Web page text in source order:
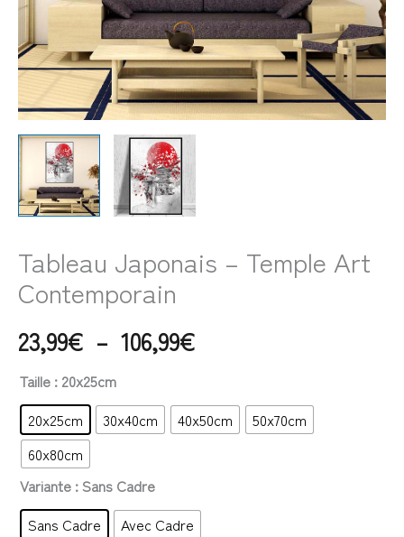
Tableau Japonais – Temple Art
Contemporain
23,99€ – 106,99€
Taille : 20x25cm
20x25cm
30x40cm 40x50cm
50x70cm
60x80cm
Variante : Sans Cadre
Sans Cadre
Avec Cadre